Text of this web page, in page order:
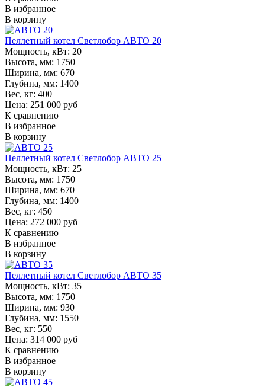
В избранное
В корзину
Пеллетный котел Светлобор АВТО 20
Мощность, кВт: 20
Высота, мм: 1750
Ширина, мм: 670
Глубина, мм: 1400
Вес, кг: 400
Цена: 251 000 руб
К сравнению
В избранное
В корзину
Пеллетный котел Светлобор АВТО 25
Мощность, кВт: 25
Высота, мм: 1750
Ширина, мм: 670
Глубина, мм: 1400
Вес, кг: 450
Цена: 272 000 руб
К сравнению
В избранное
В корзину
Пеллетный котел Светлобор АВТО 35
Мощность, кВт: 35
Высота, мм: 1750
Ширина, мм: 930
Глубина, мм: 1550
Вес, кг: 550
Цена: 314 000 руб
К сравнению
В избранное
В корзину